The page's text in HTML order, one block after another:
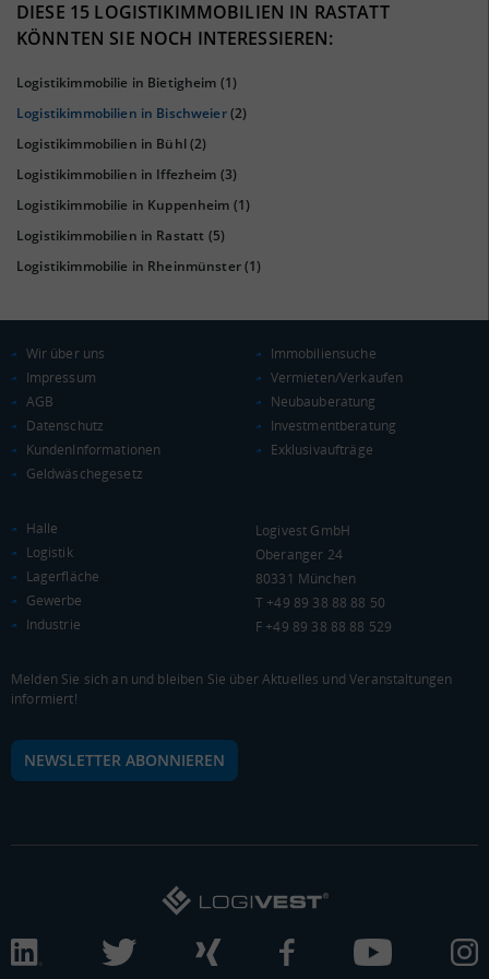
43%
Kaufkraftindex
(Landkreis / Kreisfreie Stadt)
KAUFKRAFT - EURO PRO KOPF
0 €
BRUTTOINLANDSPRODUKT
Gesamt BIP je Erwerbstätigen
(LANDKREIS / KREISFREIE STADT)
Gesamt Produzierendes Gewerbe Handel und
9.199.198 Tsd. € 4.896.473 Tsd. € 1.035.357 Tsd. €
DIESE 15 LOGISTIKIMMOBILIEN IN RASTATT
KÖNNTEN SIE NOCH INTERESSIEREN:
Logistikimmobilie in Bietigheim (1)
Logistikimmobilien in Bischweier(2)
Logistikimmobilien in Bühl(2)
Logistikimmobilien in Iffezheim (3)
Logistikimmobilie in Kuppenheim (1)
Logistikimmobilien in Rastatt (5)
Logistikimmobilie in Rheinmünster(1)
Wir über uns
Impressum
AGB
Datenschutz
KundenInformationen
Geldwäschegesetz
Immobiliensuche
Vermieten/Verkaufen
Neubauberatung
Investmentberatung
Exklusivaufträge
Halle
Logistik
Lagerfläche
Gewerbe
Industrie
Logivest GmbH
Oberanger 24
80331 München
T +49 89 38 88 88 50
F +49 89 38 88 88 529
Melden Sie sich an und bleiben Sie über Aktuelles und Veranstaltungen
informiert!
NEWSLETTER ABONNIEREN